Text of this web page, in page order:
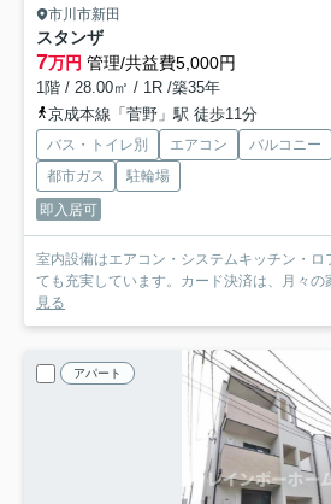
市川市新田
スタンザ
7万円 管理/共益費5,000円
1階 / 28.00㎡ / 1R /築35年
京成本線「菅野」駅 徒歩11分
バス・トイレ別 エアコン バルコニー
都市ガス
駐輪場
即入居可
室内設備はエアコン・システムキッチン・ロ
ても充実しています。カード決済は、月々の
見る
アパート